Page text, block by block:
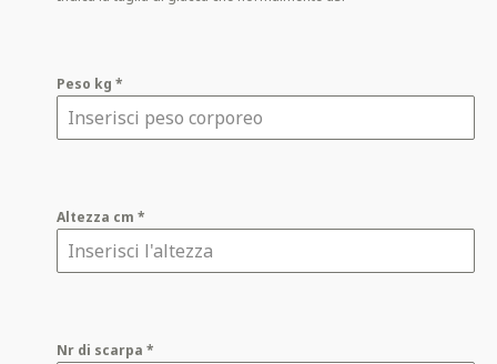
Peso kg *
Altezza cm *
Nr di scarpa *